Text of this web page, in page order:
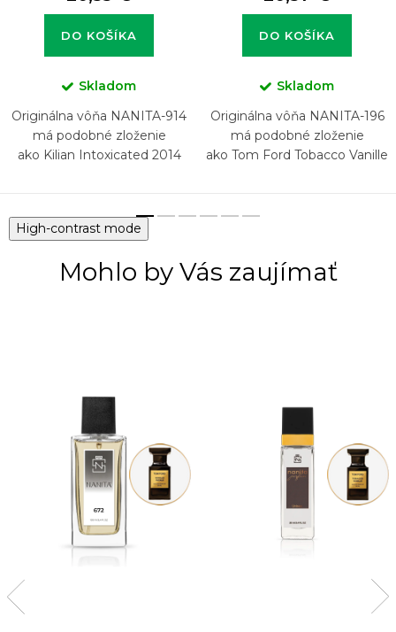
DO KOŠÍKA
Skladom
Originálna vôňa NANITA-914
má podobné zloženie
ako Kilian Intoxicated 2014
DO KOŠÍKA
Skladom
Originálna vôňa NANITA-196
má podobné zloženie
ako Tom Ford Tobacco Vanille
High-contrast mode
Mohlo by Vás zaujímať